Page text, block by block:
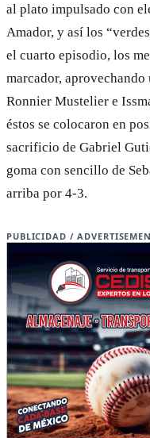
al plato impulsado con
Amador, y así los
el cuarto episodio, los
marcador,
Ronnier Mustelier e
éstos se colocaron en
sacrificio de Gabriel
goma con sencillo de
arriba por 4-3.
PUBLICIDAD /